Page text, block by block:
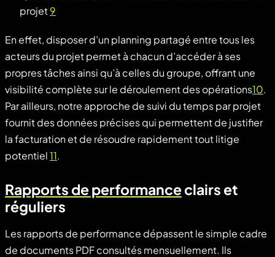
projet9
En effet, disposer d’un planning partagé entre tous les
acteurs du projet permet à chacun d’accéder à ses
propres tâches ainsi qu’à celles du groupe, offrant une
visibilité complète sur le déroulement des opérations10.
Par ailleurs, notre approche de suivi du temps par projet
fournit des données précises qui permettent de justifier
la facturation et de résoudre rapidement tout litige
potentiel11.
Rapports de performanceclairs et
réguliers
Les rapports de performance dépassent le simple cadre
de documents PDF consultés mensuellement. Ils